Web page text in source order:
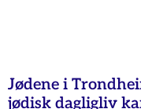
Jødene i
jødisk dagligliv